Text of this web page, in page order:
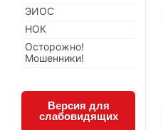
ЭИОС
НОК
Осторожно!
Мошенники!
Версия для
слабовидящих